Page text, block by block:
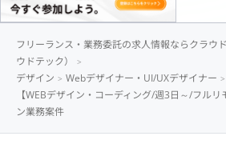
フリーランス・業務委託の求人情報ならクラウ
ウドテック）
デザイン
Webデザイナー・UI/UXデザイナー
【WEBデザイン・コーディング/週3日～/フル
ン業務案件